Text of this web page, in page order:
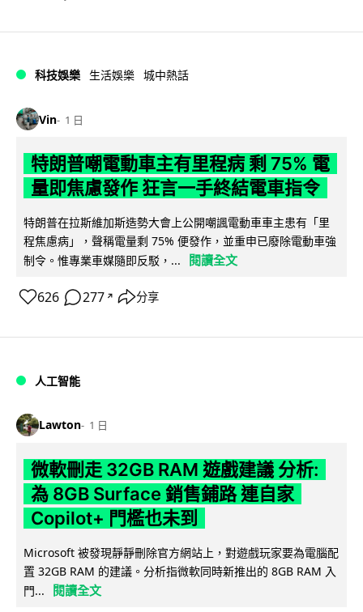
科技娛樂 生活娛樂 城中熱話
Vin 1 日
特朗普嘲電動車主有里程病 剩 75% 電
量即焦慮發作 狂言一手終結電車指令
特朗普在拉斯維加斯造勢大會上公開嘲諷電動車車主患有「里
程焦慮病」，聲稱電量剩 75% 便發作，並重申已廢除電動車強
制令。惟專業車媒隨即反駁，...
閱讀全文
626 277 ↗ 分享
人工智能
Lawton 1 日
微軟刪走 32GB RAM 遊戲建議 分析:
為 8GB Surface 銷售鋪路 連自家
Copilot+ 門檻也未到
Microsoft 被發現靜靜刪除官方網站上，對遊戲玩家要為電腦配
置 32GB RAM 的建議。分析指微軟同時新推出的 8GB RAM 入
門...
閱讀全文